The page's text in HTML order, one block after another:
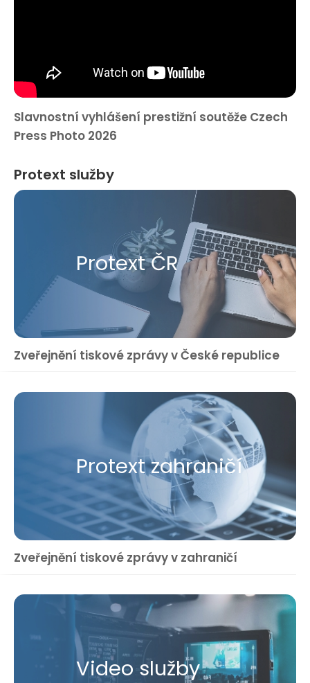
Slavnostní vyhlášení prestižní soutěže Czech
Press Photo 2026
Protext služby
Protext ČR
Zveřejnění tiskové zprávy v České republice
Protext zahraničí
Zveřejnění tiskové zprávy v zahraničí
Video služby